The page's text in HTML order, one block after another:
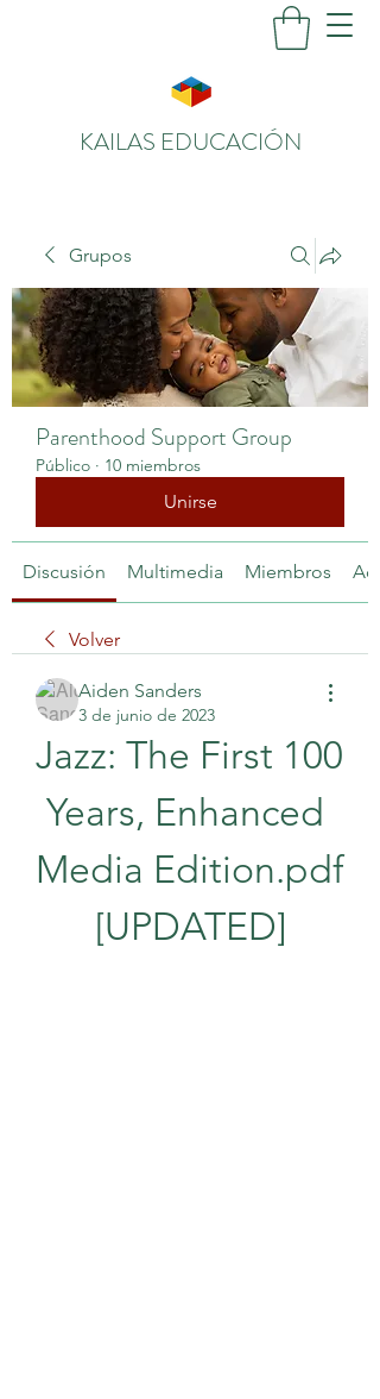
KAILAS EDUCACIÓN
Grupos
Parenthood Support Group
Público · 10 miembros
Unirse
Discusión Multimedia Miembros
Volver
Aiden Sanders
3 de junio de 2023
Jazz: The First 100
Years, Enhanced
Media Edition.pdf
[UPDATED]